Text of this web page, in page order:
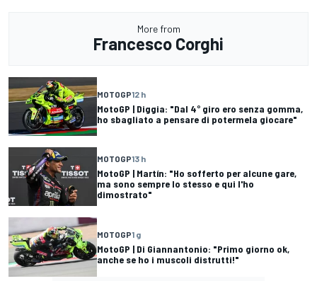
More from
Francesco Corghi
MOTOGP12 h
MotoGP | Diggia: "Dal 4° giro ero senza gomma,
ho sbagliato a pensare di potermela giocare"
MOTOGP13 h
MotoGP | Martín: "Ho sofferto per alcune gare,
ma sono sempre lo stesso e qui l'ho
dimostrato"
MOTOGP1 g
MotoGP | Di Giannantonio: "Primo giorno ok,
anche se ho i muscoli distrutti!"